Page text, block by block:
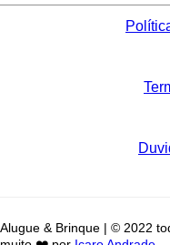
Alugue & Brinque | © 2022